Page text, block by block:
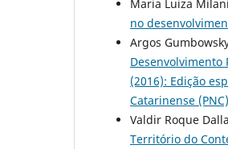
Maria Luiza
no
Argos
Desenvolvimento
(2016): Edição
Catarinense (PNC)
Valdir Roque
Território do